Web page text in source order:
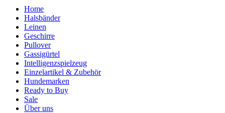
Home
Halsbänder
Leinen
Geschirre
Pullover
Gassigürtel
Intelligenzspielzeug
Einzelartikel & Zubehör
Hundemarken
Ready to Buy
Sale
Über uns